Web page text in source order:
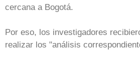
cercana a Bogotá.
Por eso, los investigadores
realizar los "análisis